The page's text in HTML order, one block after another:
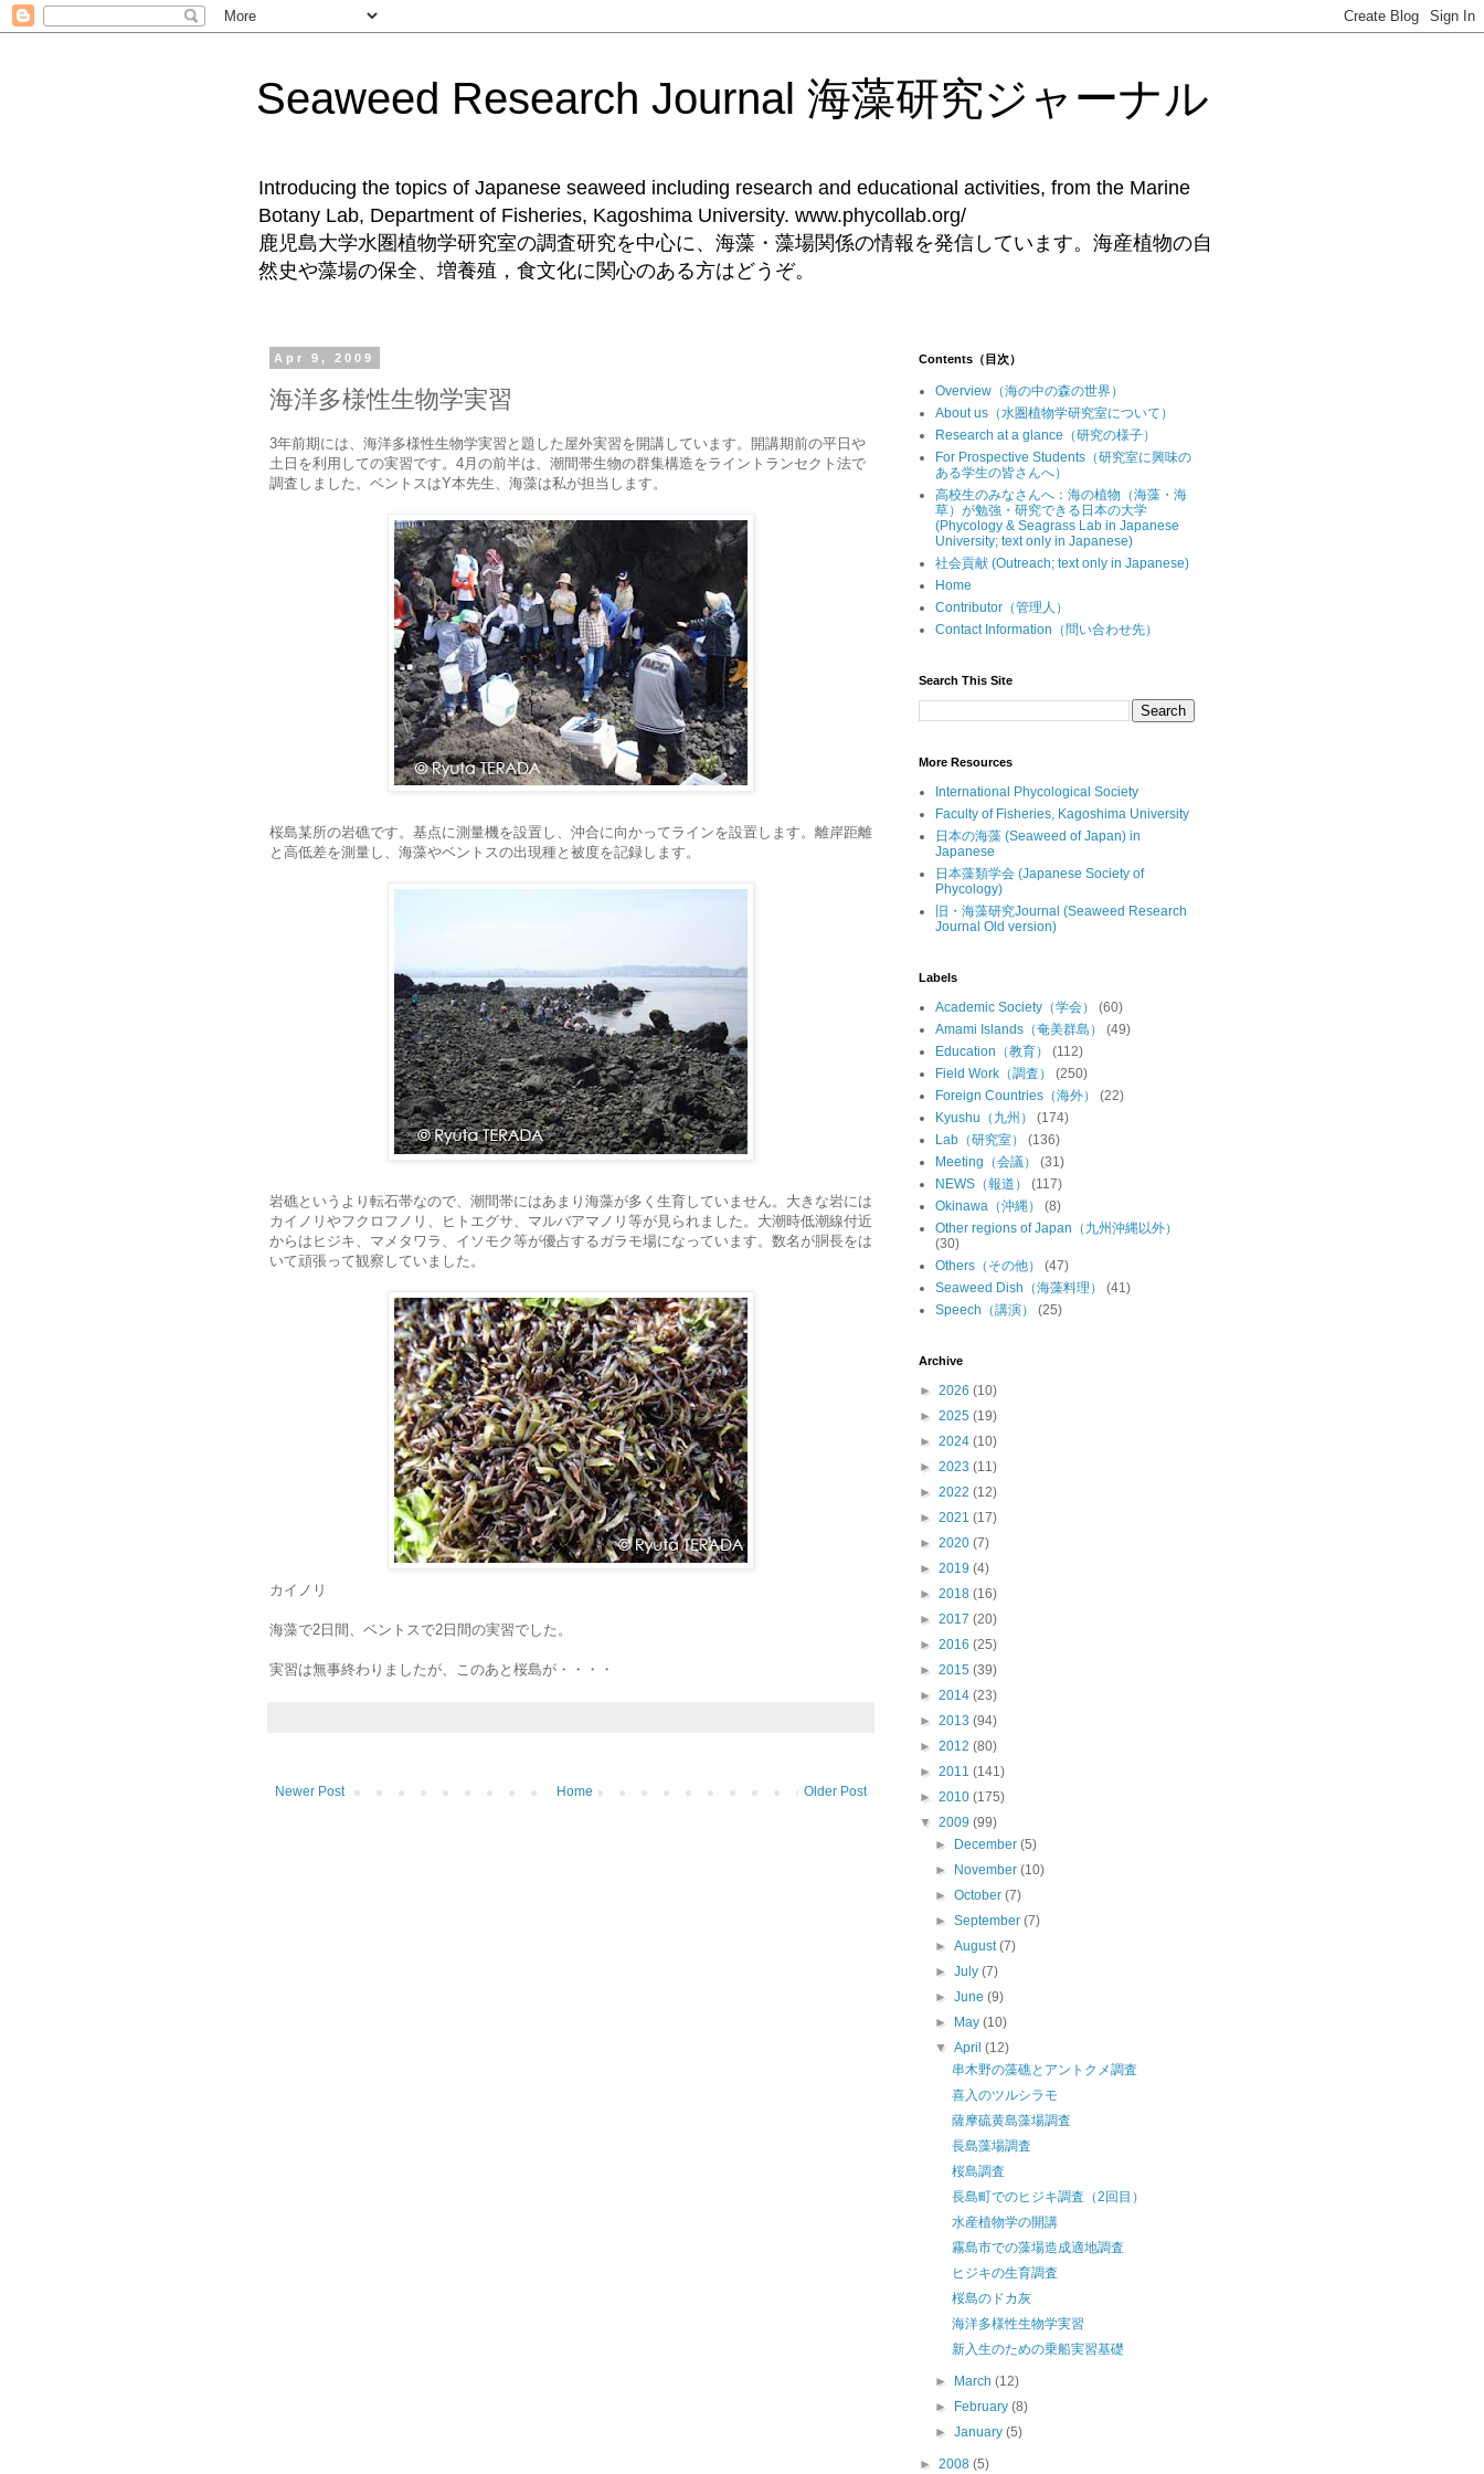
Seaweed Research Journal 海藻研究ジャーナル
Introducing the topics of Japanese seaweed including research and educational activities, from the Marine
Botany Lab, Department of Fisheries, Kagoshima University. www.phycollab.org/
鹿児島大学水圏植物学研究室の調査研究を中心に、海藻・藻場関係の情報を発信しています。海産植物の自
然史や藻場の保全、増養殖，食文化に関心のある方はどうぞ。
Apr 9, 2009
海洋多様性生物学実習
3年前期には、海洋多様性生物学実習と題した屋外実習を開講しています。開講期前の平日や
土日を利用しての実習です。4月の前半は、潮間帯生物の群集構造をライントランセクト法で
調査しました。ベントスはY本先生、海藻は私が担当します。
桜島某所の岩礁です。基点に測量機を設置し、沖合に向かってラインを設置します。離岸距離
と高低差を測量し、海藻やベントスの出現種と被度を記録します。
岩礁というより転石帯なので、潮間帯にはあまり海藻が多く生育していません。大きな岩には
カイノリやフクロフノリ、ヒトエグサ、マルバアマノリ等が見られました。大潮時低潮線付近
からはヒジキ、マメタワラ、イソモク等が優占するガラモ場になっています。数名が胴長をは
いて頑張って観察していました。
カイノリ
海藻で2日間、ベントスで2日間の実習でした。
実習は無事終わりましたが、このあと桜島が・・・・
Newer Post Older Post
Home
Contents（目次）
Overview（海の中の森の世界）
About us（水圏植物学研究室について）
Research at a glance（研究の様子）
For Prospective Students（研究室に興味の
ある学生の皆さんへ）
高校生のみなさんへ：海の植物（海藻・海
草）が勉強・研究できる日本の大学
(Phycology & Seagrass Lab in Japanese
University; text only in Japanese)
社会貢献 (Outreach; text only in Japanese)
Home
Contributor（管理人）
Contact Information（問い合わせ先）
Search This Site
More Resources
International Phycological Society
Faculty of Fisheries, Kagoshima University
日本の海藻 (Seaweed of Japan) in
Japanese
日本藻類学会 (Japanese Society of
Phycology)
旧・海藻研究Journal (Seaweed Research
Journal Old version)
Labels
Academic Society（学会）
(60)
Amami Islands（奄美群島）
(49)
Education（教育）
(112)
Field Work（調査）
(250)
Foreign Countries（海外）
(22)
Kyushu（九州）
(174)
Lab（研究室）
(136)
Meeting（会議）
(31)
NEWS（報道）
(117)
Okinawa（沖縄）
(8)
Other regions of Japan（九州沖縄以外）
(30)
Others（その他）
(47)
Seaweed Dish（海藻料理）
(41)
Speech（講演）
(25)
Archive
► 2026 (10)
► 2025 (19)
► 2024 (10)
► 2023 (11)
► 2022 (12)
► 2021 (17)
► 2020 (7)
► 2019 (4)
► 2018 (16)
► 2017 (20)
► 2016 (25)
► 2015 (39)
► 2014 (23)
► 2013 (94)
► 2012 (80)
► 2011 (141)
► 2010 (175)
▼ 2009 (99)
►
December(5)
►
November(10)
►October(7)
►September(7)
►August(7)
►July(7)
►June(9)
►
May(10)
▼April(12)
串木野の藻礁とアントクメ調査
喜入のツルシラモ
薩摩硫黄島藻場調査
長島藻場調査
桜島調査
長島町でのヒジキ調査（2回目）
水産植物学の開講
霧島市での藻場造成適地調査
ヒジキの生育調査
桜島のドカ灰
海洋多様性生物学実習
新入生のための乗船実習基礎
► March(12)
►
February(8)
►January(5)
► 2008 (5)